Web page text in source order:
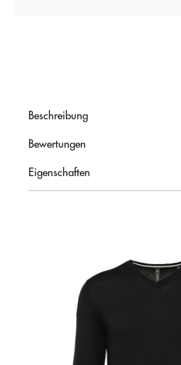
Beschreibung
Bewertungen
Eigenschaften